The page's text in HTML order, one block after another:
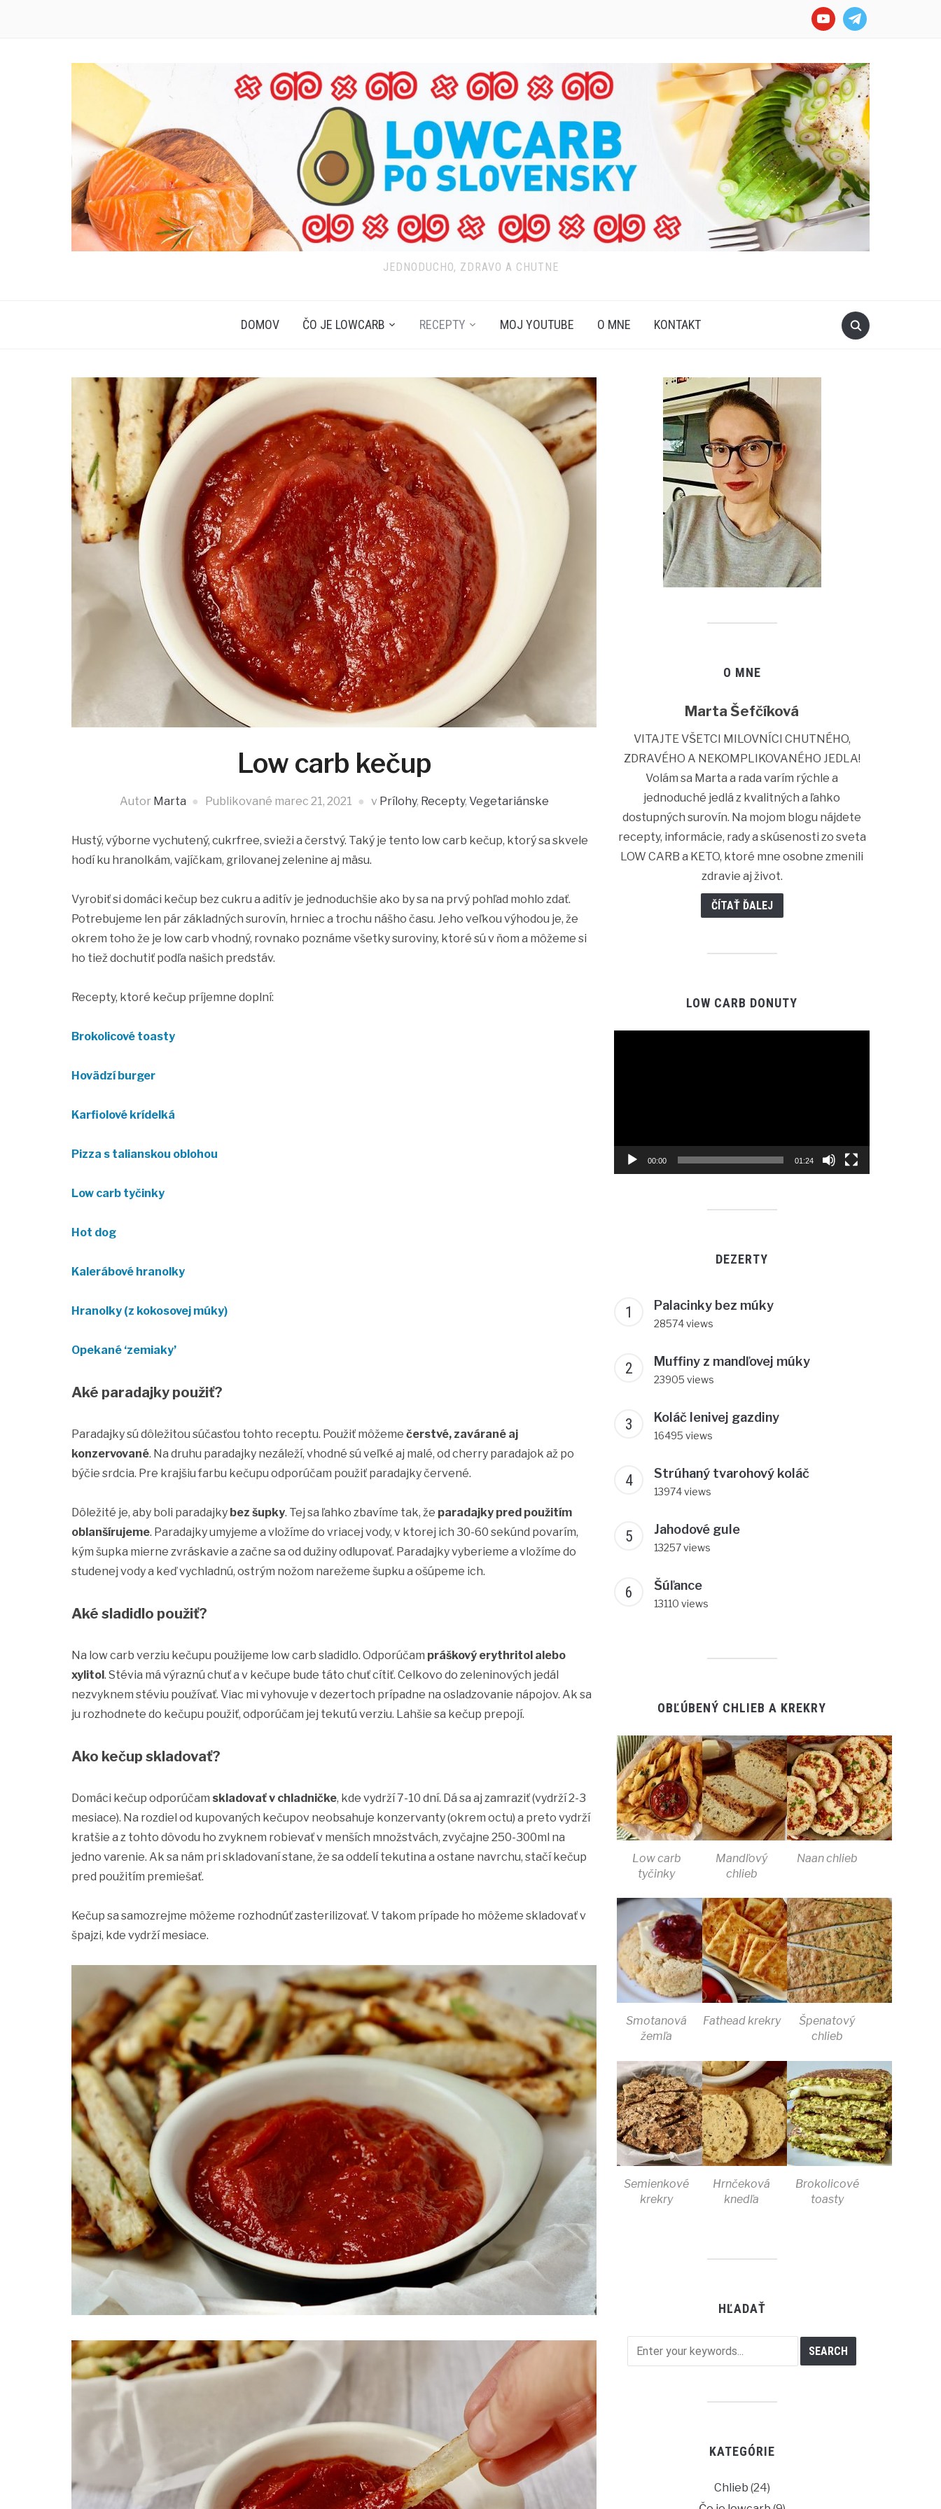
youtubetelegram
JEDNODUCHO, ZDRAVO A CHUTNE
DOMOV ČO JE LOWCARB RECEPTY MOJ YOUTUBE O MNE KONTAKT
Low carb kečup
Autor Marta Publikované marec 21, 2021 v Prílohy, Recepty, Vegetariánske
Hustý, výborne vychutený, cukrfree, svieži a čerstvý. Taký je tento low carb kečup, ktorý sa skvele
hodí ku hranolkám, vajíčkam, grilovanej zelenine aj mäsu.
Vyrobiť si domáci kečup bez cukru a aditív je jednoduchšie ako by sa na prvý pohľad mohlo zdať.
Potrebujeme len pár základných surovín, hrniec a trochu nášho času. Jeho veľkou výhodou je, že
okrem toho že je low carb vhodný, rovnako poznáme všetky suroviny, ktoré sú v ňom a môžeme si
ho tiež dochutiť podľa našich predstáv.
Recepty, ktoré kečup príjemne doplní:
Brokolicové toasty
Hovädzí burger
Karfiolové krídelká
Pizza s talianskou oblohou
Low carb tyčinky
Hot dog
Kalerábové hranolky
Hranolky (z kokosovej múky)
Opekané ‘zemiaky’
Aké paradajky použiť?
Paradajky sú dôležitou súčasťou tohto receptu. Použiť môžeme čerstvé, zavárané aj
konzervované. Na druhu paradajky nezáleží, vhodné sú veľké aj malé, od cherry paradajok až po
býčie srdcia. Pre krajšiu farbu kečupu odporúčam použiť paradajky červené.
Dôležité je, aby boli paradajky bez šupky. Tej sa ľahko zbavíme tak, že paradajky pred použitím
oblanšírujeme. Paradajky umyjeme a vložíme do vriacej vody, v ktorej ich 30-60 sekúnd povarím,
kým šupka mierne zvráskavie a začne sa od dužiny odlupovať. Paradajky vyberieme a vložíme do
studenej vody a keď vychladnú, ostrým nožom narežeme šupku a ošúpeme ich.
Aké sladidlo použiť?
Na low carb verziu kečupu použijeme low carb sladidlo. Odporúčam práškový erythritol alebo
xylitol. Stévia má výraznú chuť a v kečupe bude táto chuť cítiť. Celkovo do zeleninových jedál
nezvyknem stéviu používať. Viac mi vyhovuje v dezertoch prípadne na osladzovanie nápojov. Ak sa
ju rozhodnete do kečupu použiť, odporúčam jej tekutú verziu. Lahšie sa kečup prepojí.
Ako kečup skladovať?
Domáci kečup odporúčam skladovať v chladničke, kde vydrží 7-10 dní. Dá sa aj zamraziť (vydrží 2-3
mesiace). Na rozdiel od kupovaných kečupov neobsahuje konzervanty (okrem octu) a preto vydrží
kratšie a z tohto dôvodu ho zvyknem robievať v menších množstvách, zvyčajne 250-300ml na
jedno varenie. Ak sa nám pri skladovaní stane, že sa oddelí tekutina a ostane navrchu, stačí kečup
pred použitím premiešať.
Kečup sa samozrejme môžeme rozhodnúť zasterilizovať. V takom prípade ho môžeme skladovať v
špajzi, kde vydrží mesiace.
O MNE
Marta Šefčíková
VITAJTE VŠETCI MILOVNÍCI CHUTNÉHO,
ZDRAVÉHO A NEKOMPLIKOVANÉHO JEDLA!
Volám sa Marta a rada varím rýchle a
jednoduché jedlá z kvalitných a ľahko
dostupných surovín. Na mojom blogu nájdete
recepty, informácie, rady a skúsenosti zo sveta
LOW CARB a KETO, ktoré mne osobne zmenili
zdravie aj život.
ČÍTAŤ ĎALEJ
LOW CARB DONUTY
00:00 01:24
DEZERTY
Palacinky bez múky
28574 views
Muffiny z mandľovej múky
23905 views
Koláč lenivej gazdiny
16495 views
Strúhaný tvarohový koláč
13974 views
Jahodové gule
13257 views
Šúľance
13110 views
OBĽÚBENÝ CHLIEB A KREKRY
Low carb
tyčinky
Mandľový
chlieb
Naan chlieb
Smotanová
žemľa
Fathead krekry
Špenatový
chlieb
Semienkové
krekry
Hrnčeková
knedľa
Brokolicové
toasty
HĽADAŤ
KATEGÓRIE
Chlieb (24)